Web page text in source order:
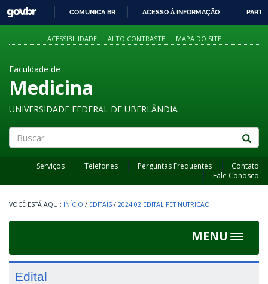
PARA
O
GOVBR
COMUNICA BR ACESSO À INFORMAÇÃO
ACESSIBILIDADE ALTO CONTRASTE MAPA DO SITE
Faculdade de
Medicina
UNIVERSIDADE FEDERAL DE UBERLÂNDIA
Serviços Telefones Perguntas Frequentes
Contato
Fale Conosco
INÍCIO / EDITAIS / 2024 02 EDITAL PET NUTRICAO
MENU
Toggle
Edital